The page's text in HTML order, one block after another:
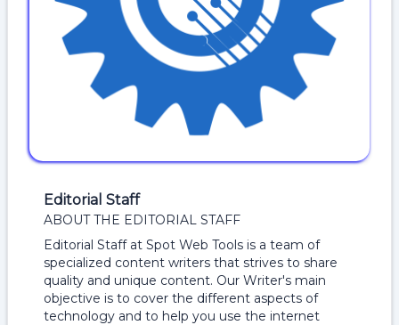
Editorial Staff
ABOUT THE EDITORIAL STAFF
Editorial Staff at Spot Web Tools is a team of
specialized content writers that strives to share
quality and unique content. Our Writer's main
objective is to cover the different aspects of
technology and to help you use the internet